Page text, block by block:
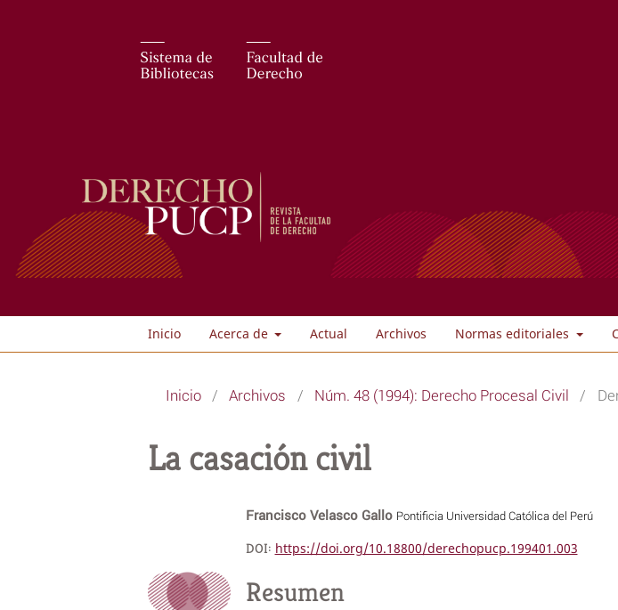
Inicio Acerca de Actual Archivos Normas editoriales
Inicio / Archivos / Núm. 48 (1994): Derecho Procesal Civil /
La casación civil
Francisco Velasco Gallo Pontificia Universidad Católica del Perú
DOI: https://doi.org/10.18800/derechopucp.199401.003
Resumen